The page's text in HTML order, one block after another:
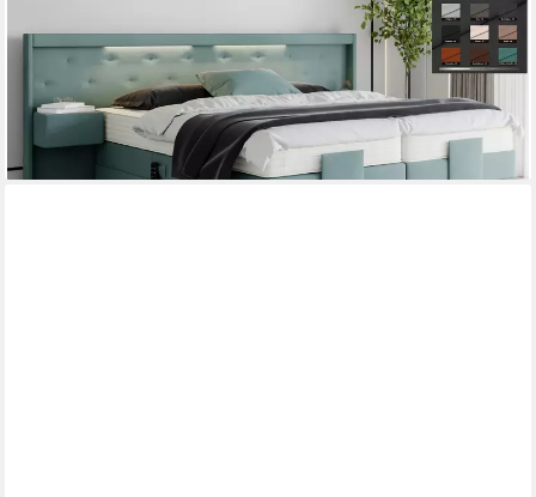
Boxspringbett mit Nachttisch elektrisch verstellbar LED Modell
Paris, mit einzigartigem Belüftungssystem
ab 1.671,00 €
lieferbar in 5 Wochen